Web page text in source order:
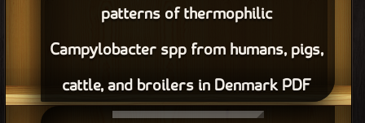
patterns of thermophilic
Campylobacter spp from humans, pigs,
cattle, and broilers in Denmark PDF